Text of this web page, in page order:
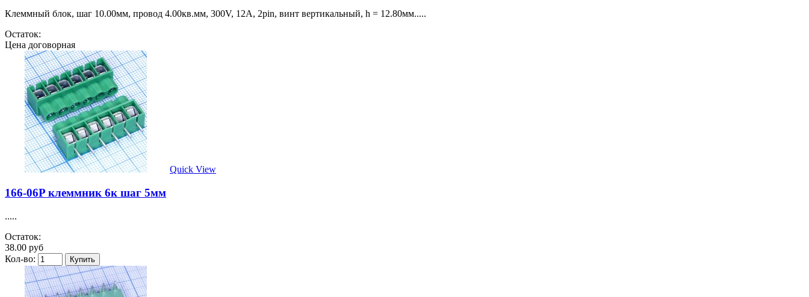
Клеммный блок, шаг 10.00мм, провод 4.00кв.мм, 300V, 12A, 2pin, винт вертикальный, h = 12.80мм.....
Остаток:
Цена договорная
Quick View
166-06P клеммник 6к шаг 5мм
.....
Остаток:
38.00 руб
Кол-во: